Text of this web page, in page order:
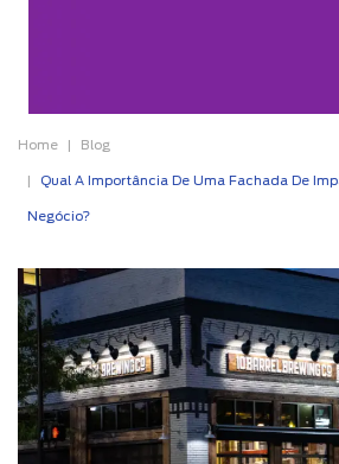
Home Blog
Qual A Importância De Uma Fachada De
Negócio?